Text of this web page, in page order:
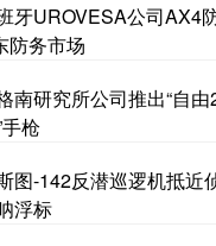
牙UROVESA公司AX4
防务市场
南研究所公司推出“自由
枪
图-142反潜巡逻机抵近
浮标